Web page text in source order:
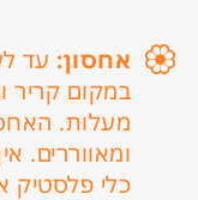
אחסון: עד
מעלות.
ומאווררים.
כלי פלסטיק